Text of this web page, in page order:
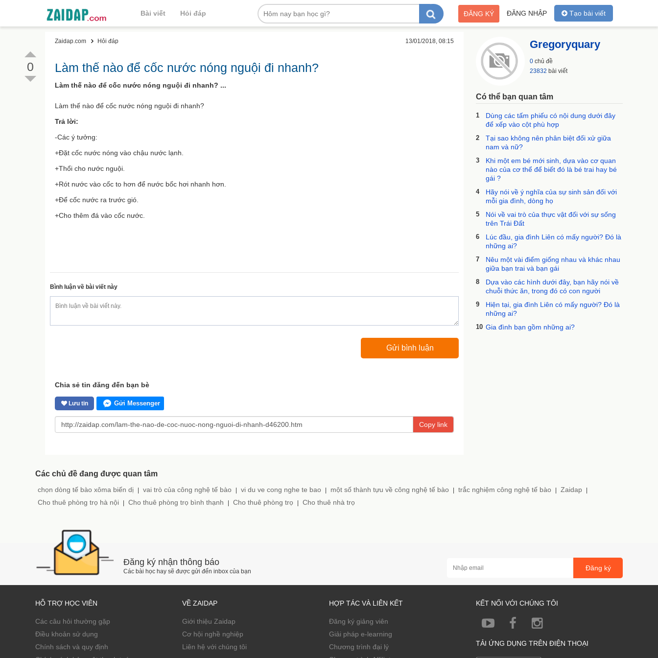
Bài viết Hỏi đáp Tạo bài viết
ĐĂNG NHẬP
ĐĂNG KÝ
Zaidap.com Hỏi đáp 13/01/2018, 08:15
Làm thế nào để cốc nước nóng nguội đi nhanh?
Làm thế nào để cốc nước nóng nguội đi nhanh? ...
Làm thế nào để cốc nước nóng nguội đi nhanh?
Trả lời:
-Các ý tưởng:
+Đặt cốc nước nóng vào chậu nước lạnh.
+Thổi cho nước nguội.
+Rót nước vào cốc to hơn để nước bốc hơi nhanh hơn.
+Để cốc nước ra trước gió.
+Cho thêm đá vào cốc nước.
Bình luận về bài viết này
Chia sẻ tin đăng đến bạn bè
Lưu tin Gửi Messenger
Copy link
Gregoryquary
0 chủ đề
23832 bài viết
Có thể bạn quan tâm
1
Dùng các tấm phiếu có nội dung dưới đây
để xếp vào cột phù hợp
2
Tại sao không nên phân biệt đối xử giữa
nam và nữ?
3
Khi một em bé mới sinh, dựa vào cơ quan
nào của cơ thể để biết đó là bé trai hay bé
gái ?
4
Hãy nói về ý nghĩa của sự sinh sản đối với
mỗi gia đình, dòng họ
5
Nói về vai trò của thực vật đối với sự sống
trên Trái Đất
6
Lúc đầu, gia đình Liên có mấy người? Đó là
những ai?
7
Nêu một vài điểm giống nhau và khác nhau
giữa bạn trai và bạn gái
8
Dựa vào các hình dưới đây, bạn hãy nói về
chuỗi thức ăn, trong đó có con người
9
Hiện tại, gia đình Liên có mấy người? Đó là
những ai?
10 Gia đình bạn gồm những ai?
0
Các chủ đề đang được quan tâm
chọn dòng tế bào xôma biến dị vai trò của công nghệ tế bào vi du ve cong nghe te bao một số thành tựu về công nghệ tế bào trắc nghiệm công nghệ tế bào Zaidap
Cho thuê phòng trọ hà nội Cho thuê phòng trọ bình thạnh Cho thuê phòng trọ Cho thuê nhà trọ
Đăng ký
Đăng ký nhận thông báo
Các bài học hay sẽ được gửi đến inbox của bạn
HỖ TRỢ HỌC VIÊN
Các câu hỏi thường gặp
Điều khoản sử dụng
Chính sách và quy định
VỀ ZAIDAP
Giới thiệu Zaidap
Cơ hội nghề nghiệp
Liên hệ với chúng tôi
HỢP TÁC VÀ LIÊN KẾT
Đăng ký giảng viên
Giải pháp e-learning
Chương trình đại lý
KẾT NỐI VỚI CHÚNG TÔI
TẢI ỨNG DỤNG TRÊN ĐIỆN THOẠI